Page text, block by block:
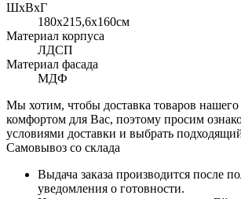
ШхВхГ
180x215,6х160см
Материал корпуса
ЛДСП
Материал фасада
МДФ
Мы хотим, чтобы доставка товаров
комфортом для Вас, поэтому просим
условиями доставки и выбрать
Самовывоз со склада
Выдача заказа производится после
уведомления о готовности.